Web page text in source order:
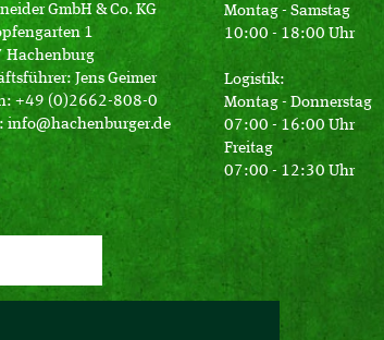
GmbH & Co. KG
1
Hachenburg
Jens Geimer
+49 (0)2662-808-0
info@hachenburger.de
Montag - Samstag
10:00 - 18:00 Uhr
Logistik:
Montag - Donnerstag
07:00 - 16:00 Uhr
Freitag
07:00 - 12:30 Uhr